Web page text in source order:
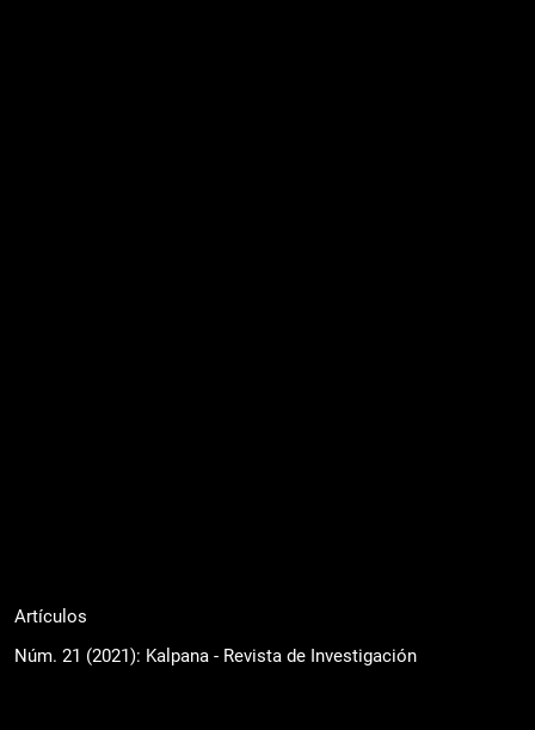
Artículos
Núm. 21 (2021): Kalpana - Revista de Investigación